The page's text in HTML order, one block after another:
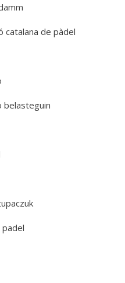
catalana de pàdel
belasteguin